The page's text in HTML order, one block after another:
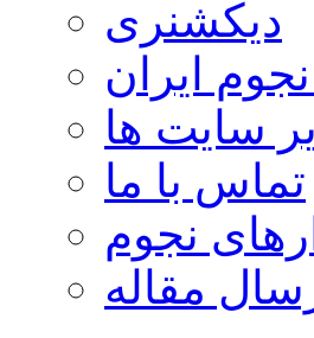
دیکشنری
ایران
سایت ها
تماس با ما
نجوم
مقاله